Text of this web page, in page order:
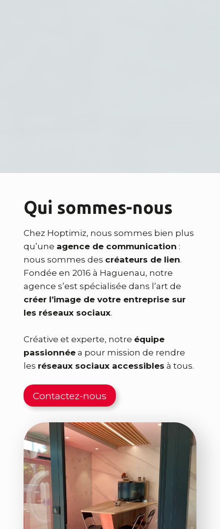
Qui sommes-nous
Chez Hoptimiz, nous sommes bien plus
qu’une agence de communication :
nous sommes des créateurs de lien.
Fondée en 2016 à Haguenau, notre
agence s’est spécialisée dans l’art de
créer l’image de votre entreprise sur
les réseaux sociaux.
Créative et experte, notre équipe
passionnée a pour mission de rendre
les réseaux sociaux accessibles à tous.
Contactez-nous